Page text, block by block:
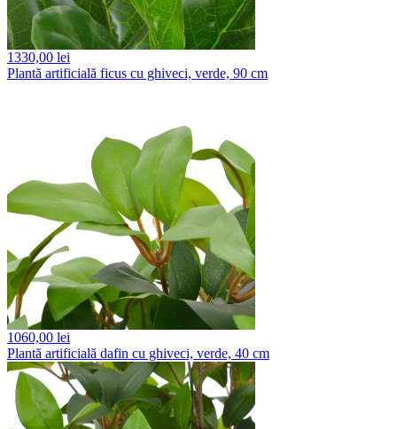
1330,00 lei
Plantă artificială ficus cu ghiveci, verde, 90 cm
1060,00 lei
Plantă artificială dafin cu ghiveci, verde, 40 cm